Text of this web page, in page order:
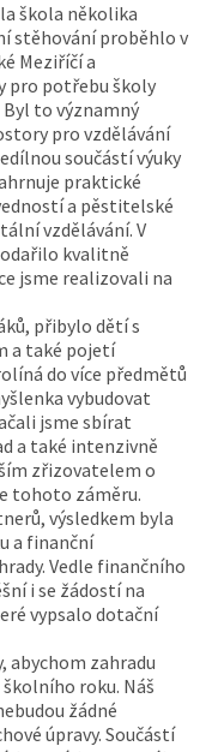
škola několika
stěhování proběhlo v
Meziříčí a
pro potřebu školy
to významný
pro vzdělávání
součástí výuky
praktické
a pěstitelské
vzdělávání. V
kvalitně
jsme realizovali na
přibylo dětí s
a také pojetí
do více předmětů
vybudovat
jsme sbírat
a také intenzivně
zřizovatelem o
tohoto záměru.
výsledkem byla
a finanční
Vedle finančního
i se žádostí na
vypsalo dotační
abychom zahradu
roku. Náš
žádné
úpravy. Součástí